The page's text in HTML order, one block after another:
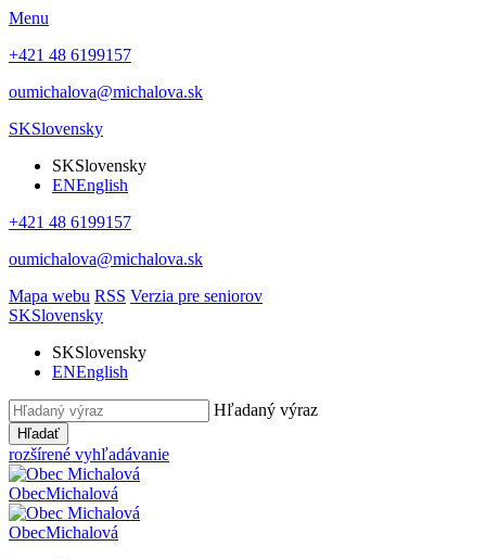
Menu
+421 48 6199157
oumichalova@michalova.sk
SKSlovensky
SKSlovensky
ENEnglish
+421 48 6199157
oumichalova@michalova.sk
Mapa webu RSS Verzia pre seniorov
SKSlovensky
SKSlovensky
ENEnglish
Hľadaný výraz
Hľadať
rozšírené vyhľadávanie
ObecMichalová
ObecMichalová